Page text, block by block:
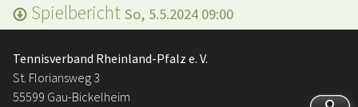
Spielbericht So, 5.5.2024 09:00
Tennisverband Rheinland-Pfalz e. V.
St. Floriansweg 3
55599 Gau-Bickelheim